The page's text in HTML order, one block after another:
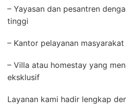
– Yayasan dan pesantren
tinggi
– Kantor pelayanan
– Villa atau homestay yang
eksklusif
Layanan kami hadir lengkap